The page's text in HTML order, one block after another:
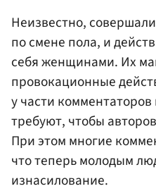
Неизвестно,
по смене пола, и
себя женщинами. Их
провокационные
у части
требуют, чтобы
При этом многие
что теперь молодым
изнасилование.